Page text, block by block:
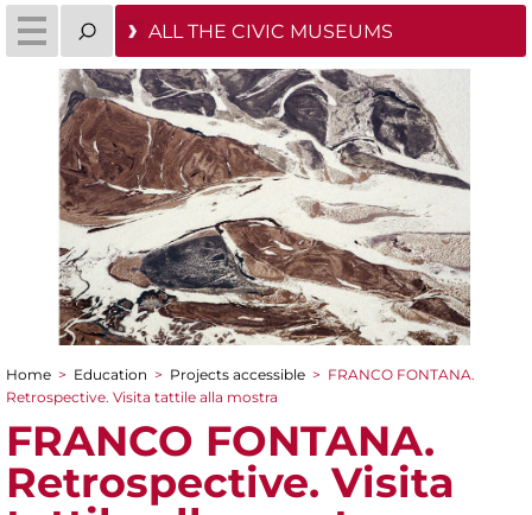
ALL THE CIVIC MUSEUMS
You are here
Home > Education > Projects accessible > FRANCO FONTANA.
Retrospective. Visita tattile alla mostra
FRANCO FONTANA.
Retrospective. Visita